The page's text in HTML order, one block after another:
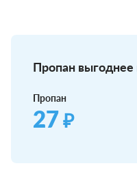
Пропан выгоднее
Пропан
27₽